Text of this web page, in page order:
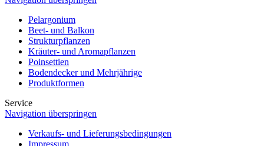
Pelargonium
Beet- und Balkon
Strukturpflanzen
Kräuter- und Aromapflanzen
Poinsettien
Bodendecker und Mehrjährige
Produktformen
Service
Navigation überspringen
Verkaufs- und Lieferungsbedingungen
Impressum